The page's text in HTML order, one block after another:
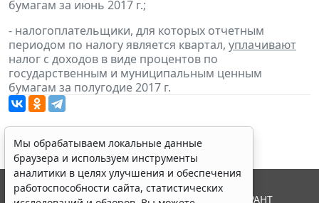
бумагам за июнь 2017 г.;
- налогоплательщики, для которых отчетным
периодом по налогу является квартал, уплачивают
налог с доходов в виде процентов по
государственным и муниципальным ценным
бумагам за полугодие 2017 г.
Мы обрабатываем локальные данные
браузера и используем инструменты
аналитики в целях улучшения и обеспечения
работоспособности сайта, статистических
© ООО "НПП "ГАРАНТ-СЕРВИС", 2026. Система ГАРАНТ